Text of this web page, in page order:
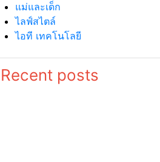
แม่และเด็ก
ไลฟ์สไตล์
ไอที เทคโนโลยี
Recent posts